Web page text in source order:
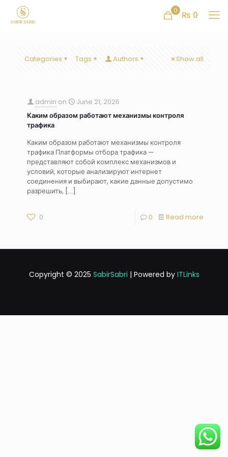
0 ₨ 0
Categories Tags Authors Show all
admin on
June 21, 2026
Каким образом работают механизмы контроля
трафика
Каким образом работают механизмы контроля
трафика Платформы отбора трафика —
представляют собой комплекс механизмов и
условий, которые анализируют интернет
соединения и выбирают, какие данные допустимо
разрешить, […]
0 0 Read more
Copyright © 2025 SabirSabri | Powered by ITLinks